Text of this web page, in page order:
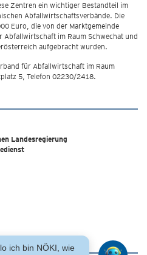
Zentren ein wichtiger Bestandteil im
Abfallwirtschaftsverbände. Die
Euro, die von der Marktgemeinde
Abfallwirtschaft im Raum Schwechat und
aufgebracht wurden.
für Abfallwirtschaft im Raum
5, Telefon 02230/2418.
Landesregierung
ich bin NÖKI, wie